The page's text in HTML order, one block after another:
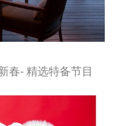
春- 精选特备节目